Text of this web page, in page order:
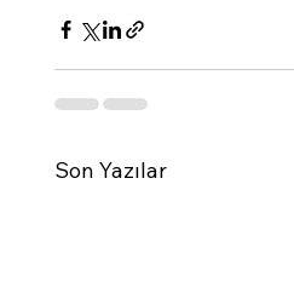
Son Yazılar